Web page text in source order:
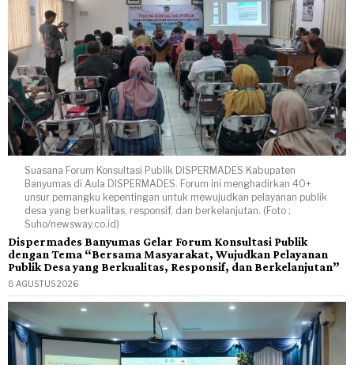
Suasana Forum Konsultasi Publik DISPERMADES Kabupaten
Banyumas di Aula DISPERMADES. Forum ini menghadirkan 40+
unsur pemangku kepentingan untuk mewujudkan pelayanan publik
desa yang berkualitas, responsif, dan berkelanjutan. (Foto :
Suho/newsway.co.id)
Dispermades Banyumas Gelar Forum Konsultasi Publik
dengan Tema “Bersama Masyarakat, Wujudkan Pelayanan
Publik Desa yang Berkualitas, Responsif, dan Berkelanjutan”
8 AGUSTUS 2026